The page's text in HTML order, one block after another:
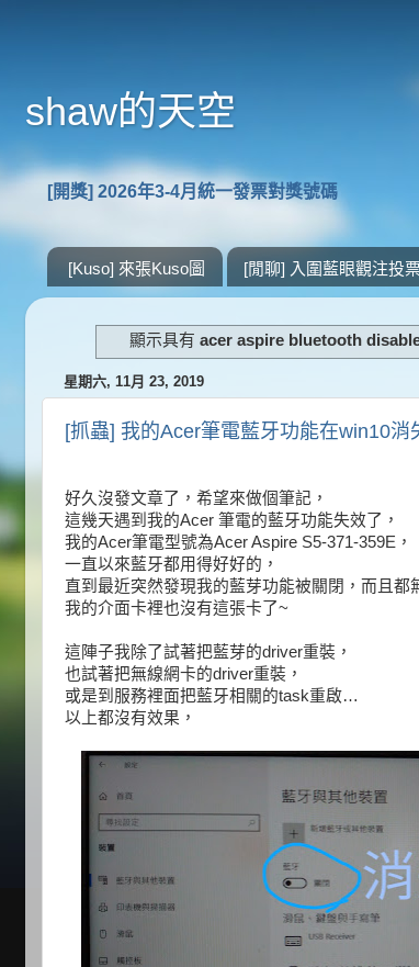
shaw的天空
[開獎] 2026年3-4月統一發票對獎號碼
[Kuso] 來張Kuso圖 [閒聊] 入圍藍眼觀注投
顯示具有acer aspire bluetooth
星期六, 11月 23, 2019
[抓蟲] 我的Acer筆電藍牙功能在win10消
好久沒發文章了，希望來做個筆記，
這幾天遇到我的Acer 筆電的藍牙功能失效了，
我的Acer筆電型號為Acer Aspire S5-371-359E，
一直以來藍牙都用得好好的，
直到最近突然發現我的藍芽功能被關閉，而且都
我的介面卡裡也沒有這張卡了~
這陣子我除了試著把藍芽的driver重裝，
也試著把無線網卡的driver重裝，
或是到服務裡面把藍牙相關的task重啟…
以上都沒有效果，